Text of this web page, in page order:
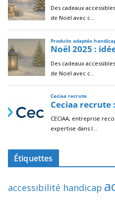
Étiquettes
accessibilité handicap